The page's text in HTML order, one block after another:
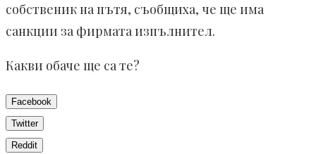
собственик на пътя, съобщиха, че ще има
санкции за фирмата изпълнител.
Какви обаче ще са те?
Facebook
Twitter
Reddit